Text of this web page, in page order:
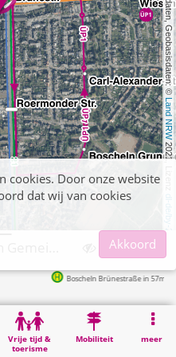
, Kartendaten, Geobasisdaten: ©
Land NRW
2021, Lizenz
dl-de/by-2-0
Vrije tijd &
toerisme
Mobiliteit meer
Boscheln Brünestraße in 57m
Übach Gemeinschaftshauptschule
cookies. Door onze website
dat wij van cookies
Akkoord